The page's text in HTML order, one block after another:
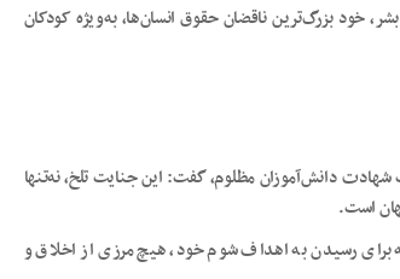
خود بزرگ‌ترین ناقضان حقوق انسان‌ها، به‌ویژه کودکان
دانش‌آموزان مظلوم، گفت: این جنایت تلخ، نه‌تنها
است.
برای رسیدن به اهداف شوم خود، هیچ مرزی از اخلاق و